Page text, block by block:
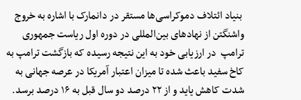
بنیاد ائتلاف دموکراسی‌ها مستقر در دانمارک با اشاره به خروج
واشنگتن از نهادهای بین‌المللی در دوره اول ریاست جمهوری
ترامپ در ارزیابی خود به این نتیجه رسیده که بازگشت ترامپ به
کاخ سفید باعث شده تا میزان اعتبار آمریکا در عرصه جهانی به
شدت کاهش یاید و از ۲۲ درصد دو سال قبل به ۱۶ درصد برسد.